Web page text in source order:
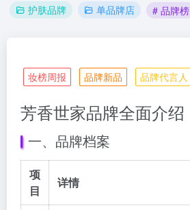
护肤品牌
单品牌店 # 品牌榜
妆榜周报 品牌新品 品牌代言人
芳香世家品牌全面介绍
一、品牌档案
项
目
详情